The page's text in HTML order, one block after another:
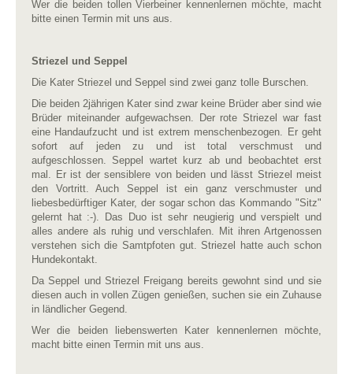
Wer die beiden tollen Vierbeiner kennenlernen möchte, macht
bitte einen Termin mit uns aus.
Striezel und Seppel
Die Kater Striezel und Seppel sind zwei ganz tolle Burschen.
Die beiden 2jährigen Kater sind zwar keine Brüder aber sind wie
Brüder miteinander aufgewachsen. Der rote Striezel war fast
eine Handaufzucht und ist extrem menschenbezogen. Er geht
sofort auf jeden zu und ist total verschmust und
aufgeschlossen. Seppel wartet kurz ab und beobachtet erst
mal. Er ist der sensiblere von beiden und lässt Striezel meist
den Vortritt. Auch Seppel ist ein ganz verschmuster und
liebesbedürftiger Kater, der sogar schon das Kommando "Sitz"
gelernt hat :-). Das Duo ist sehr neugierig undverspielt und
alles andere als ruhig und verschlafen. Mit ihren Artgenossen
verstehen sich die Samtpfoten gut. Striezel hatte auch schon
Hundekontakt.
Da Seppel und Striezel Freigang bereits gewohnt sind und sie
diesen auch in vollen Zügen genießen, suchen sie ein Zuhause
in ländlicher Gegend.
Wer die beiden liebenswerten Kater kennenlernen möchte,
macht bitte einen Termin mit uns aus.